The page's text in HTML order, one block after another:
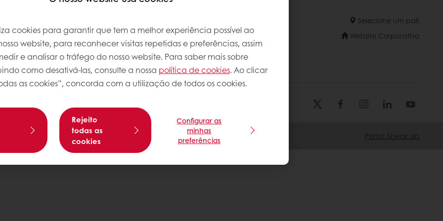
cookies para garantir que tem a melhor experiência possível ao
website, para reconhecer visitas repetidas e preferências, assim
e analisar o tráfego do nosso website. Para saber mais sobre
como desativá-las, consulte a nossa política de cookies. Ao clicar
as cookies”, concorda com a utilização de todos os cookies.
Rejeito
todas as
cookies
Configurar as
minhas
preferências
Política de Cookies
Condições Gerais de Venda
Selecione um país
Website Corporativo
Portal Speak Up